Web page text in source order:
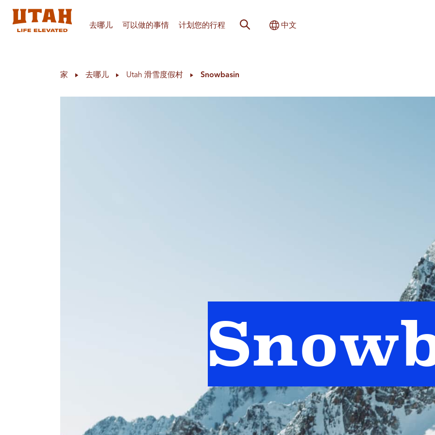
去哪儿 可以做的事情 计划您的行程 网站搜索切换国际
中文
家 去哪儿 Utah 滑雪度假村 Snowbasin